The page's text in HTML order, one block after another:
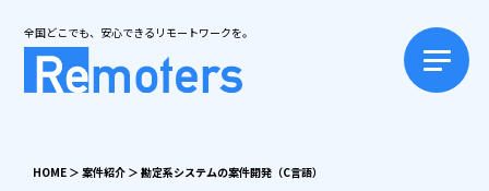
全国どこでも、安心できるリモートワークを。
HOME ＞ 案件紹介 ＞ 勘定系システムの案件開発（C言語）